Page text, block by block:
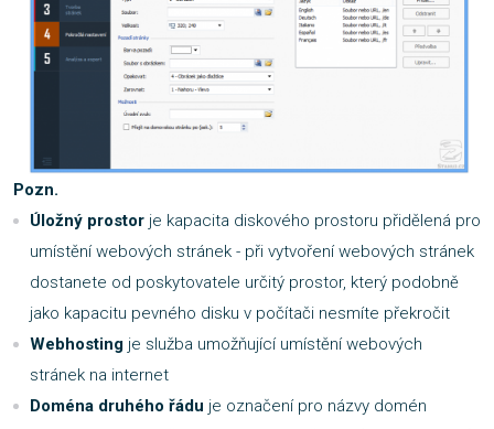
Pozn.
Úložný prostor je kapacita diskového prostoru přidělená pro
umístění webových stránek - při vytvoření webových stránek
dostanete od poskytovatele určitý prostor, který podobně
jako kapacitu pevného disku v počítači nesmíte překročit
Webhosting je služba umožňující umístění webových
stránek na internet
Doména druhého řádu je označení pro názvy domén